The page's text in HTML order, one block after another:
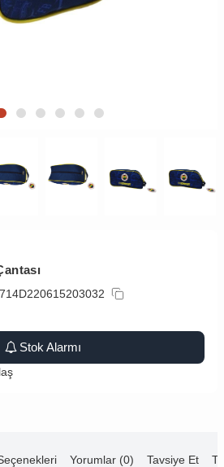
Stok Alarmı
Yorumlar (0) Tavsiye Et